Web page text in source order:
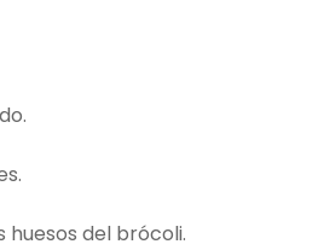
huesos del brócoli.